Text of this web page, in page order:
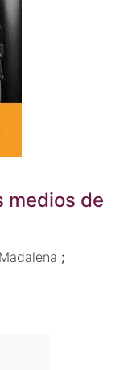
medios de
;